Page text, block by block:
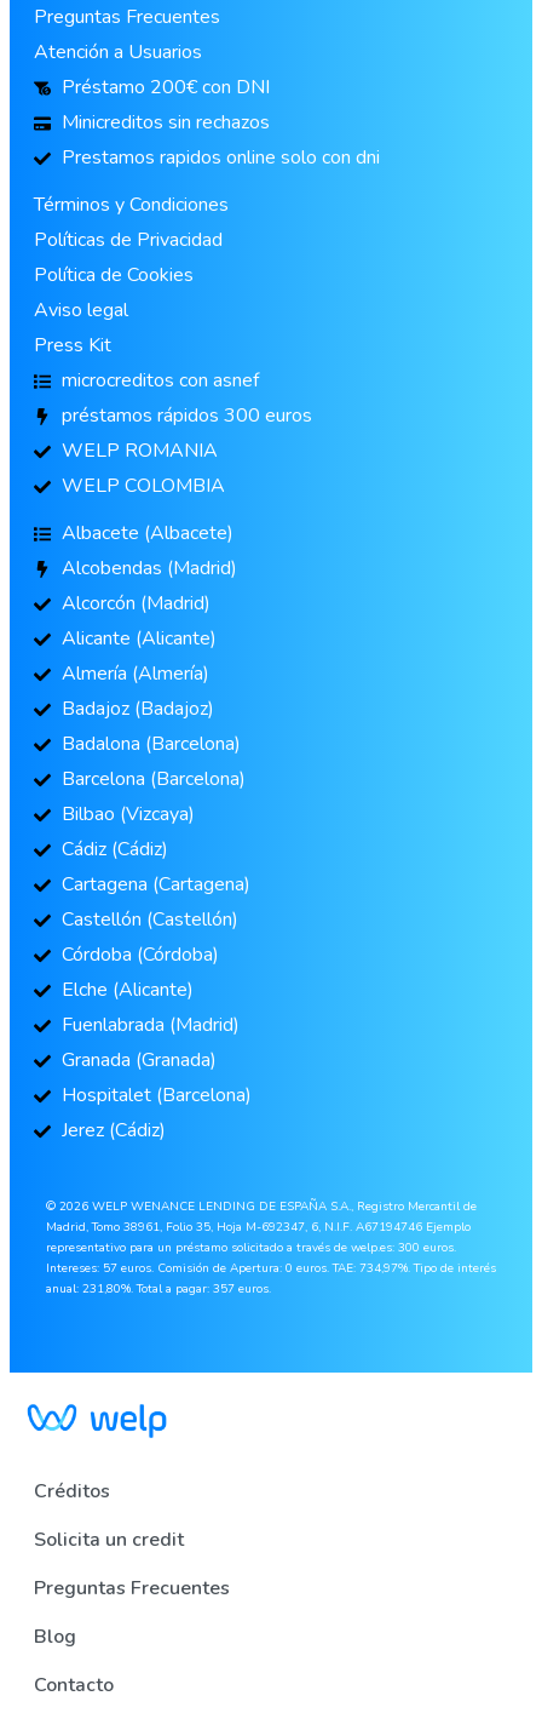
Preguntas Frecuentes
Atención a Usuarios
Préstamo 200€ con DNI
Minicreditos sin rechazos
Prestamos rapidos online solo con dni
Términos y Condiciones
Políticas de Privacidad
Política de Cookies
Aviso legal
Press Kit
microcreditos con asnef
préstamos rápidos 300 euros
WELP ROMANIA
WELP COLOMBIA
Albacete (Albacete)
Alcobendas (Madrid)
Alcorcón (Madrid)
Alicante (Alicante)
Almería (Almería)
Badajoz (Badajoz)
Badalona (Barcelona)
Barcelona (Barcelona)
Bilbao (Vizcaya)
Cádiz (Cádiz)
Cartagena (Cartagena)
Castellón (Castellón)
Córdoba (Córdoba)
Elche (Alicante)
Fuenlabrada (Madrid)
Granada (Granada)
Hospitalet (Barcelona)
Jerez (Cádiz)
© 2026 WELP WENANCE LENDING DE ESPAÑA S.A., Registro Mercantil de
Madrid, Tomo 38961, Folio 35, Hoja M-692347, 6, N.I.F. A67194746 Ejemplo
representativo para un préstamo solicitado a través de welp.es: 300 euros.
Intereses: 57 euros. Comisión de Apertura: 0 euros. TAE: 734,97%. Tipo de interés
anual: 231,80%. Total a pagar: 357 euros.
Créditos
Solicita un credit
Preguntas Frecuentes
Blog
Contacto